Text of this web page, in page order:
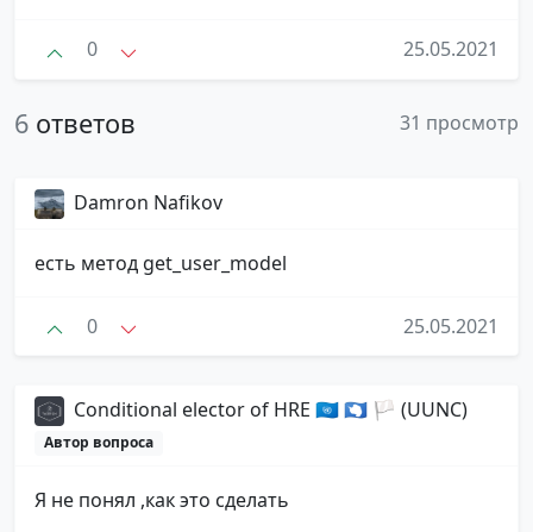
0 25.05.2021
6 ответов 31 просмотр
Damron Nafikov
есть метод get_user_model
0 25.05.2021
Conditional elector of HRE 🇺🇳 🇦🇶 🏳 (UUNC)
Автор вопроса
Я не понял ,как это сделать